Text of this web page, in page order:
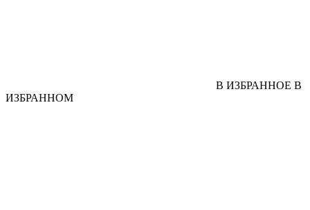
В ИЗБРАННОЕ В
ИЗБРАННОМ